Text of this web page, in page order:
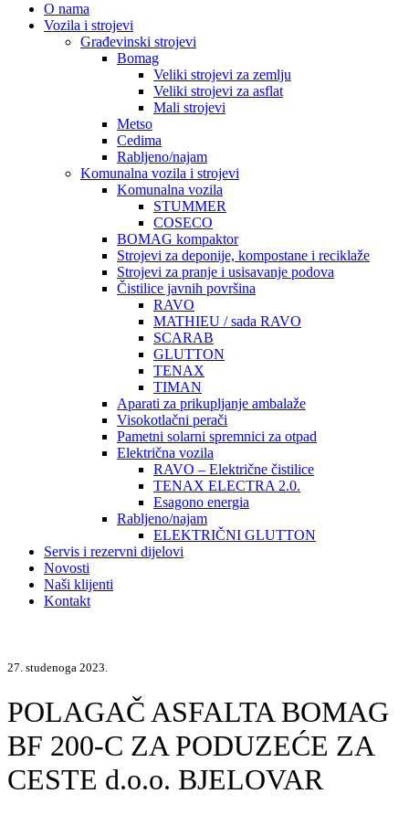
O nama
Vozila i strojevi
Građevinski strojevi
Bomag
Veliki strojevi za zemlju
Veliki strojevi za asflat
Mali strojevi
Metso
Cedima
Rabljeno/najam
Komunalna vozila i strojevi
Komunalna vozila
STUMMER
COSECO
BOMAG kompaktor
Strojevi za deponije, kompostane i reciklaže
Strojevi za pranje i usisavanje podova
Čistilice javnih površina
RAVO
MATHIEU / sada RAVO
SCARAB
GLUTTON
TENAX
TIMAN
Aparati za prikupljanje ambalaže
Visokotlačni perači
Pametni solarni spremnici za otpad
Električna vozila
RAVO – Električne čistilice
TENAX ELECTRA 2.0.
Esagono energia
Rabljeno/najam
ELEKTRIČNI GLUTTON
Servis i rezervni dijelovi
Novosti
Naši klijenti
Kontakt
27. studenoga 2023.
POLAGAČ ASFALTA BOMAG
BF 200-C ZA PODUZEĆE ZA
CESTE d.o.o. BJELOVAR